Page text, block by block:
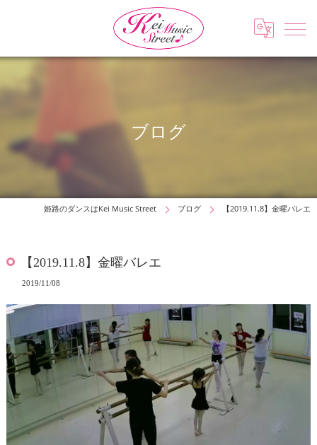
ブログ
姫路のダンスはKei Music Street ブログ 【2019.11.8】金曜バレエ
【2019.11.8】金曜バレエ
2019/11/08